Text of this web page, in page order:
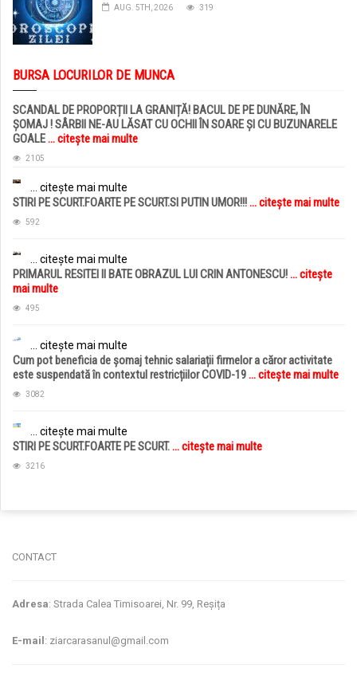
AUG. 5TH, 2026 319
BURSA LOCURILOR DE MUNCA
SCANDAL DE PROPORȚII LA GRANIȚĂ! BACUL DE PE DUNĂRE, ÎN
ȘOMAJ ! SÂRBII NE-AU LĂSAT CU OCHII ÎN SOARE ȘI CU BUZUNARELE
GOALE... citește mai multe
2105
... citește mai multe
STIRI PE SCURT.FOARTE PE SCURT.SI PUTIN UMOR!!!... citește mai multe
592
... citește mai multe
PRIMARUL RESITEI II BATE OBRAZUL LUI CRIN ANTONESCU!... citește
mai multe
495
... citește mai multe
Cum pot beneficia de șomaj tehnic salariații firmelor a căror activitate
este suspendată în contextul restricțiilor COVID-19... citește mai multe
3082
... citește mai multe
STIRI PE SCURT.FOARTE PE SCURT.... citește mai multe
3216
CONTACT
Adresa: Strada Calea Timisoarei, Nr. 99, Reșița
E-mail : ziarcarasanul@gmail.com